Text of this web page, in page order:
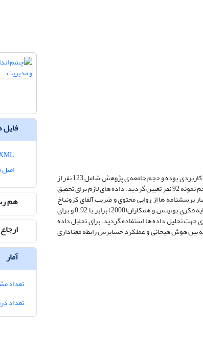
هدف پژوهش حاضر بررسی تاثیر هوش هیجانی بر عملکرد حسابرس با نقش واسط سرمایه فکری می باشد. این پژوهش از نوع کاربردی بوده و حجم جامعه ی پژوهش شامل 123 نفر از
حسابرسان شاغل در موسسات حسابرسی و سازمان حسابرسی اهواز در سال 1397 می باشد. که با رجوع به جدول مورگان، حجم نمونه 92 نفر تعیین گردید. داده های لازم برای تحقیق
پرسشنامه ها از روایی محتوی و ضریب آلفای کرونباخ
استفاده گردید، که ضریب پایایی برای پرسشنامه استاندارد هوش هیجانی بار-آن (1980) برابر با 0.85، برای پرسشنامه سرمایه فکری بونیتس و همکاران(2000) برابر با 0.92 و برای
این تحقیق از مدل روابط ساختاری جهت تحلیل داده ها استفاده گردید. برای تحلیل داده
بین هوش هیجانی و عملکرد حسابرس رابطه معناداری
فایل
اصل
هم
آمار
تعداد
تعداد